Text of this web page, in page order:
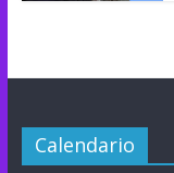
Calendario